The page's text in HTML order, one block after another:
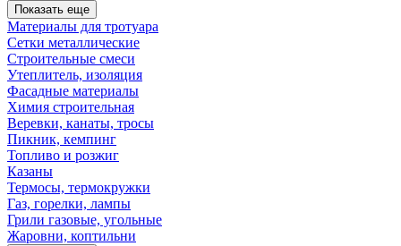
Показать еще
Материалы для тротуара
Сетки металлические
Строительные смеси
Утеплитель, изоляция
Фасадные материалы
Химия строительная
Веревки, канаты, тросы
Пикник, кемпинг
Топливо и розжиг
Казаны
Термосы, термокружки
Газ, горелки, лампы
Грили газовые, угольные
Жаровни, коптильни